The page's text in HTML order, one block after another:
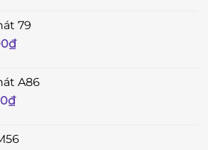
79
₫
A86
₫